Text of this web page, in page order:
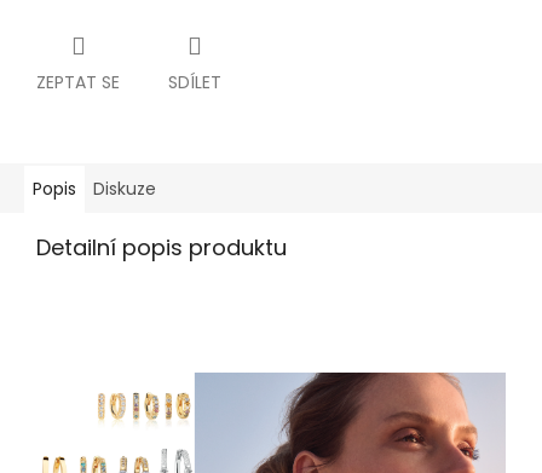
ZEPTAT SE SDÍLET
Popis Diskuze
Detailní popis produktu